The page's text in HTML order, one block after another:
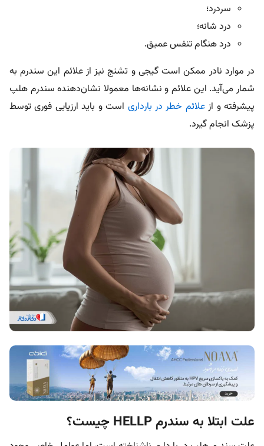
سردرد؛
درد شانه؛
درد هنگام تنفس عمیق.
در موارد نادر ممکن است گیجی و تشنج نیز از علائم این سندرم به
شمار می‌آید. این علائم و نشانه‌ها معمولا نشان‌دهنده سندرم هلپ
پیشرفته و ازعلائم خطر در بارداری است و باید ارزیابی فوری توسط
پزشک انجام گیرد.
علت ابتلا به سندرم HELLP چیست؟